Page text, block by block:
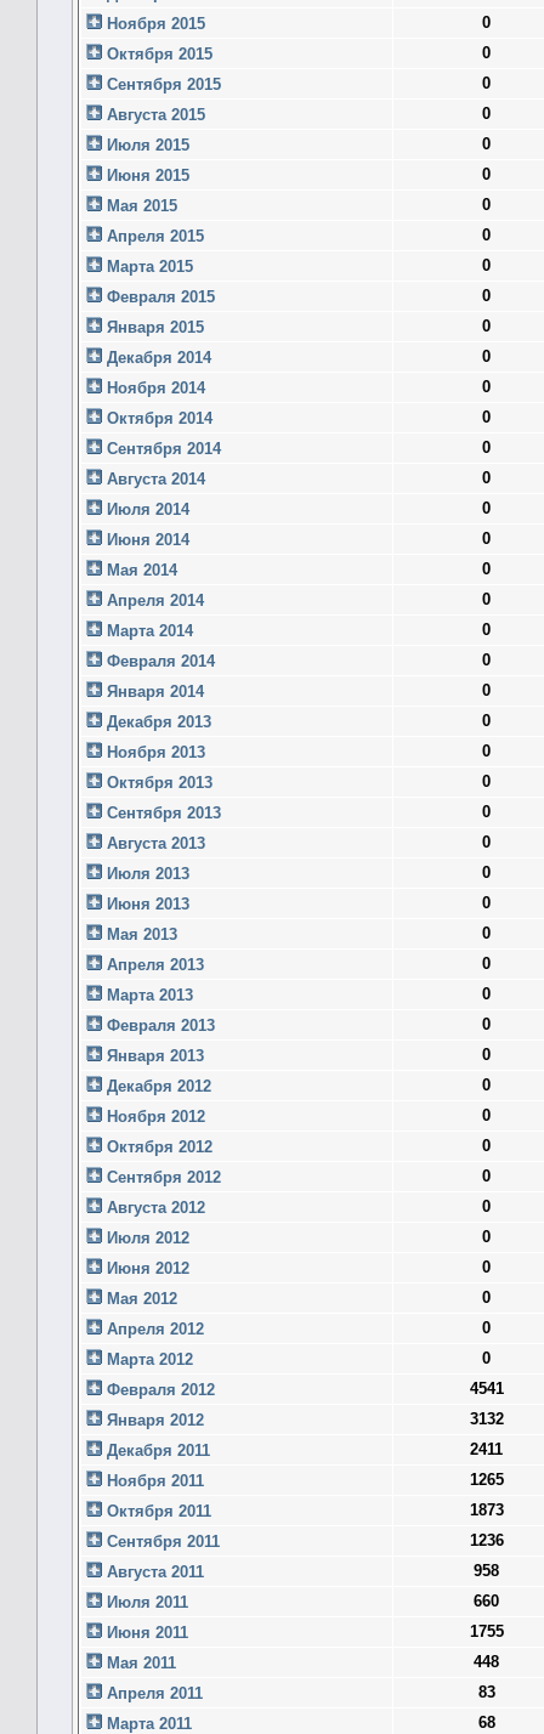
Ноября 2015
0
Октября 2015
0
Сентября 2015
0
Августа 2015
0
Июля 2015
0
Июня 2015
0
Мая 2015
0
Апреля 2015
0
Марта 2015
0
Февраля 2015
0
Января 2015
0
Декабря 2014
0
Ноября 2014
0
Октября 2014
0
Сентября 2014
0
Августа 2014
0
Июля 2014
0
Июня 2014
0
Мая 2014
0
Апреля 2014
0
Марта 2014
0
Февраля 2014
0
Января 2014
0
Декабря 2013
0
Ноября 2013
0
Октября 2013
0
Сентября 2013
0
Августа 2013
0
Июля 2013
0
Июня 2013
0
Мая 2013
0
Апреля 2013
0
Марта 2013
0
Февраля 2013
0
Января 2013
0
Декабря 2012
0
Ноября 2012
0
Октября 2012
0
Сентября 2012
0
Августа 2012
0
Июля 2012
0
Июня 2012
0
Мая 2012
0
Апреля 2012
0
Марта 2012
0
Февраля 2012
4541
Января 2012
3132
Декабря 2011
2411
Ноября 2011
1265
Октября 2011
1873
Сентября 2011
1236
Августа 2011
958
Июля 2011
660
Июня 2011
1755
Мая 2011
448
Апреля 2011
83
Марта 2011
68